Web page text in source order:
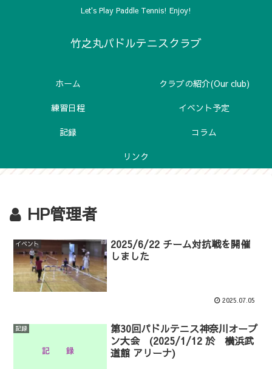
Let's Play Paddle Tennis! Enjoy!
竹之丸パドルテニスクラブ
ホーム
クラブの紹介(Our club)
練習日程
イベント予定
記録
コラム
リンク
HP管理者
イベント
2025/6/22 チーム対抗戦を開催
しました
2025.07.05
記録
第30回パドルテニス神奈川オープ
ン大会 (2025/1/12 於 横浜武
道館 アリーナ)